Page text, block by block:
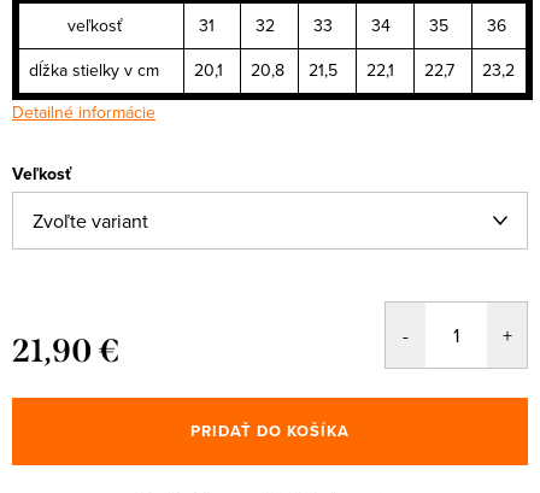
veľkosť 31 32 33 34 35
36
dĺžka stielky v cm
20,1 20,8 21,5 22,1 22,7
23,2
Detailné informácie
Veľkosť
21,90 €
cena:
PRIDAŤ DO KOŠÍKA